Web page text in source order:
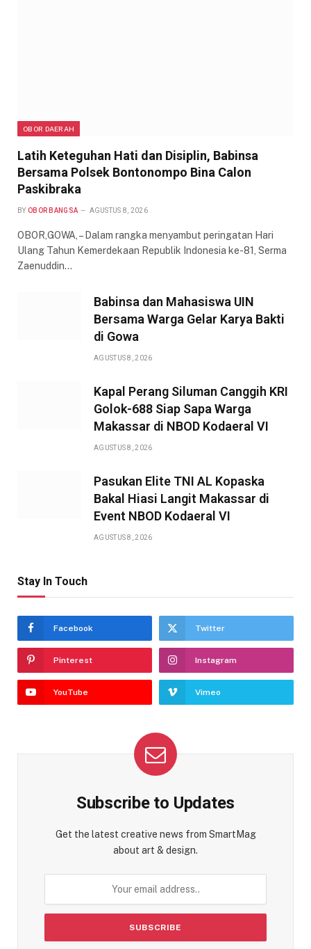
OBOR DAERAH
Latih Keteguhan Hati dan Disiplin, Babinsa
Bersama Polsek Bontonompo Bina Calon
Paskibraka
BY OBOR BANGSA AGUSTUS 8, 2026
OBOR,GOWA, – Dalam rangka menyambut peringatan Hari
Ulang Tahun Kemerdekaan Republik Indonesia ke-81, Serma
Zaenuddin…
Babinsa dan Mahasiswa UIN
Bersama Warga Gelar Karya Bakti
di Gowa
AGUSTUS 8, 2026
Kapal Perang Siluman Canggih KRI
Golok-688 Siap Sapa Warga
Makassar di NBOD Kodaeral VI
AGUSTUS 8, 2026
Pasukan Elite TNI AL Kopaska
Bakal Hiasi Langit Makassar di
Event NBOD Kodaeral VI
AGUSTUS 8, 2026
Stay In Touch
Facebook Twitter
Pinterest Instagram
YouTube Vimeo
Subscribe to Updates
Get the latest creative news from SmartMag
about art & design.